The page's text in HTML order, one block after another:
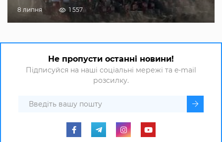
8 липня 1 557
Не пропусти останні новини!
Підписуйся на наші соціальні мережі та e-mail
розсилку.